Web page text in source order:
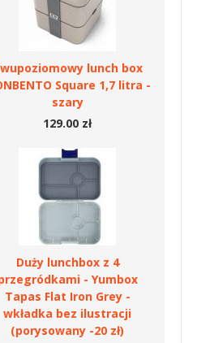
lunch box
Square 1,7 litra -
szary
129.00 zł
Duży lunchbox z 4
- Yumbox
Tapas Flat Iron Grey -
wkładka bez ilustracji
(porysowany -20 zł)